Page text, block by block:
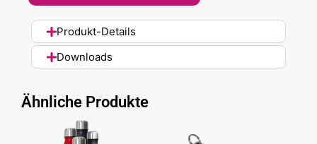
Produkt-Details
Downloads
Ähnliche Produkte